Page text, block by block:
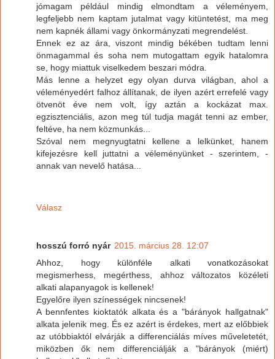
jómagam például mindig elmondtam a véleményem,
legfeljebb nem kaptam jutalmat vagy kitüntetést, ma meg
nem kapnék állami vagy önkormányzati megrendelést.
Ennek ez az ára, viszont mindig békében tudtam lenni
önmagammal és soha nem mutogattam egyik hatalomra
se, hogy miattuk viselkedem beszari módra.
Más lenne a helyzet egy olyan durva világban, ahol a
véleményedért falhoz állítanak, de ilyen azért errefelé vagy
ötvenöt éve nem volt, így aztán a kockázat max.
egzisztenciális, azon meg túl tudja magát tenni az ember,
feltéve, ha nem közmunkás...
Szóval nem megnyugtatni kellene a lelkünket, hanem
kifejezésre kell juttatni a véleményünket - szerintem, -
annak van nevelő hatása...
Válasz
hosszú forró nyár 2015. március 28. 12:07
Ahhoz, hogy különféle alkati vonatkozásokat
megismerhess, megérthess, ahhoz változatos közéleti
alkati alapanyagok is kellenek!
Egyelőre ilyen színességek nincsenek!
A bennfentes kioktatók alkata és a "bárányok hallgatnak"
alkata jelenik meg. És ez azért is érdekes, mert az előbbiek
az utóbbiaktól elvárják a differenciálás míves műveletetét,
miközben ők nem differenciálják a "bárányok (miért)